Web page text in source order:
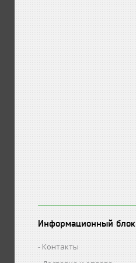
Информационный блок
Контакты